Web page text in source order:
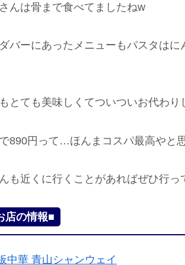
んは骨まで食べてましたねw
バーにあったメニューもパスタは
とても美味しくてついついお代わり
890円って…ほんまコスパ最高やと
も近くに行くことがあればぜひ行
店の情報■
中華 青山シャンウェイ